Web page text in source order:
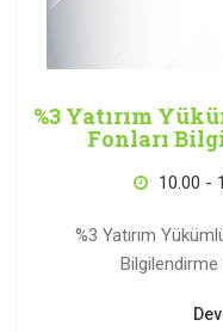
%3 Yatırım
Fonları
10.00 -
%3 Yatırım
Bilgilendirme